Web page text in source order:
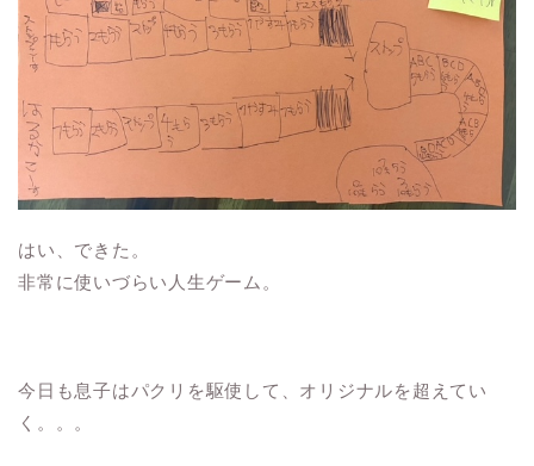
はい、できた。
非常に使いづらい人生ゲーム。
今日も息子はパクリを駆使して、オリジナルを超えてい
く。。。